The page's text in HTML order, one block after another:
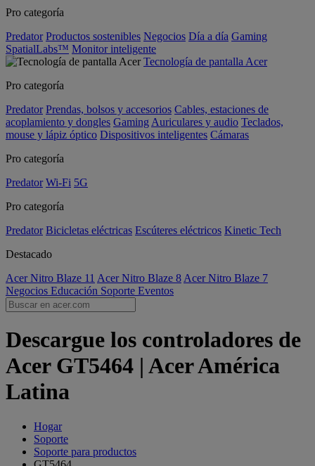
Pro categoría
Predator Productos sostenibles Negocios Día a día Gaming
SpatialLabs™ Monitor inteligente
Tecnología de pantalla Acer
Pro categoría
Predator Prendas, bolsos y accesorios Cables, estaciones de
acoplamiento y dongles Gaming Auriculares y audio Teclados,
mouse y lápiz óptico Dispositivos inteligentes Cámaras
Pro categoría
Predator Wi-Fi 5G
Pro categoría
Predator Bicicletas eléctricas Escúteres eléctricos Kinetic Tech
Destacado
Acer Nitro Blaze 11 Acer Nitro Blaze 8 Acer Nitro Blaze 7
Negocios Educación Soporte Eventos
Descargue los controladores de
Acer GT5464 | Acer América
Latina
Hogar
Soporte
Soporte para productos